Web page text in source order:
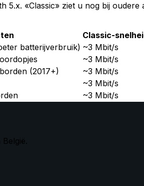
5.x. «Classic» ziet u nog bij
Classic-
batterijverbruik) ~3 Mbit/s
~3 Mbit/s
(2017+) ~3 Mbit/s
~3 Mbit/s
~3 Mbit/s